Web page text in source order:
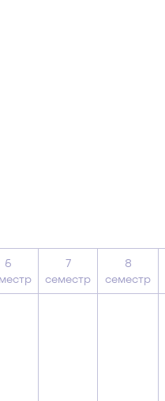
6
7
семестр
8
семестр